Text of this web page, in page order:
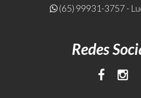
(65) 99931-3757 -
Redes